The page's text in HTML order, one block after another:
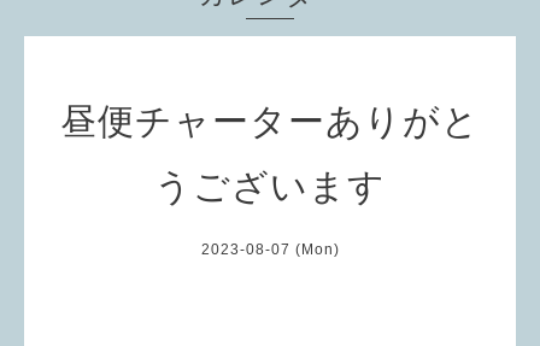
昼便チャーターありがと
うございます
2023-08-07 (Mon)